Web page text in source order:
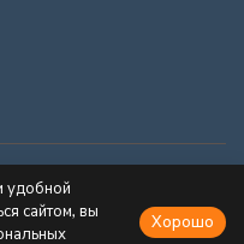
удобной
сайтом, вы
Хорошо